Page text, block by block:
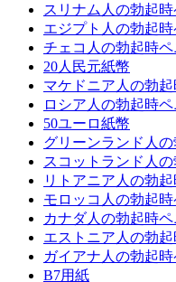
スリナム人の勃起
エジプト人の勃起
チェコ人の勃起時
20人民元紙幣
マケドニア人の勃
ロシア人の勃起時
50ユーロ紙幣
グリーンランド人
スコットランド人
リトアニア人の勃
モロッコ人の勃起
カナダ人の勃起時
エストニア人の勃
ガイアナ人の勃起
B7用紙